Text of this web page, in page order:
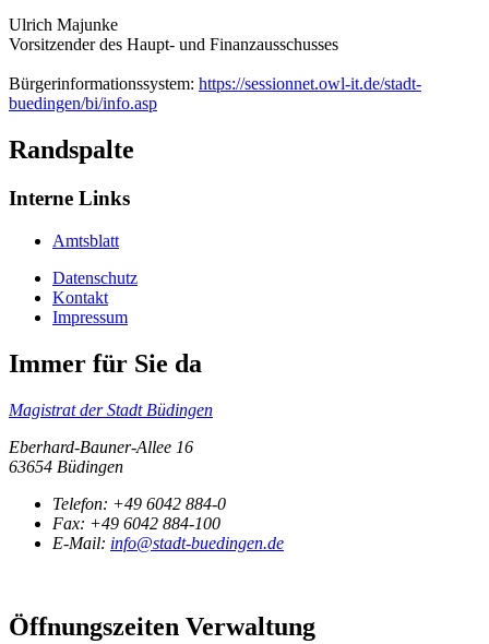
Ulrich Majunke
Vorsitzender des Haupt- und Finanzausschusses
Bürgerinformationssystem: https://sessionnet.owl-it.de/stadt-
buedingen/bi/info.asp
Randspalte
Interne Links
Amtsblatt
Datenschutz
Kontakt
Impressum
Immer für Sie da
Magistrat der Stadt Büdingen
Eberhard-Bauner-Allee 16
63654 Büdingen
Telefon: +49 6042 884-0
Fax: +49 6042 884-100
E-Mail: info@stadt-buedingen.de
Öffnungszeiten Verwaltung